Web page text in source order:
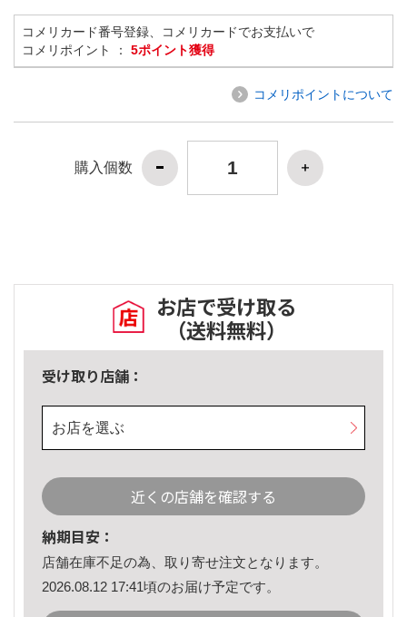
コメリカード番号登録、コメリカードでお支払いで
コメリポイント ： 5ポイント獲得
コメリポイントについて
購入個数
お店で受け取る
（送料無料）
受け取り店舗：
お店を選ぶ
近くの店舗を確認する
納期目安：
店舗在庫不足の為、取り寄せ注文となります。
2026.08.12 17:41頃のお届け予定です。